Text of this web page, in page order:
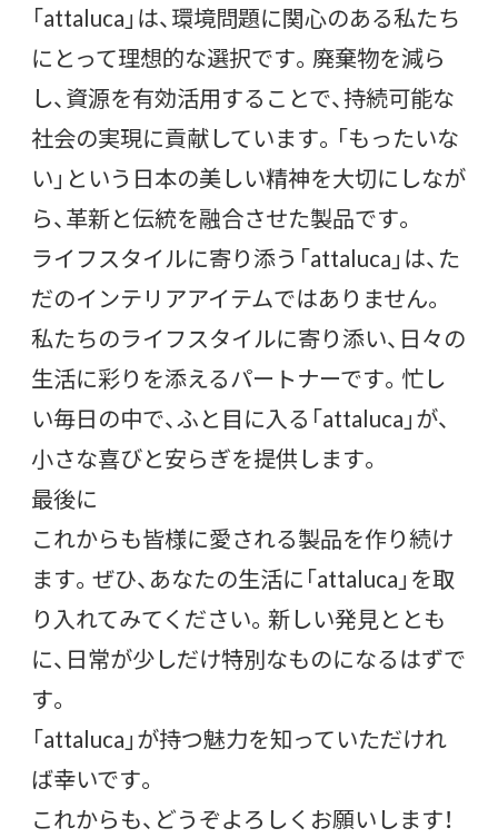
「attaluca」は、環境問題に関心のある私たち
にとって理想的な選択です。廃棄物を減ら
し、資源を有効活用することで、持続可能な
社会の実現に貢献しています。「もったいな
い」という日本の美しい精神を大切にしなが
ら、革新と伝統を融合させた製品です。
ライフスタイルに寄り添う「attaluca」は、た
だのインテリアアイテムではありません。
私たちのライフスタイルに寄り添い、日々の
生活に彩りを添えるパートナーです。忙し
い毎日の中で、ふと目に入る「attaluca」が、
小さな喜びと安らぎを提供します。
最後に
これからも皆様に愛される製品を作り続け
ます。ぜひ、あなたの生活に「attaluca」を取
り入れてみてください。新しい発見ととも
に、日常が少しだけ特別なものになるはずで
す。
「attaluca」が持つ魅力を知っていただけれ
ば幸いです。
これからも、どうぞよろしくお願いします！